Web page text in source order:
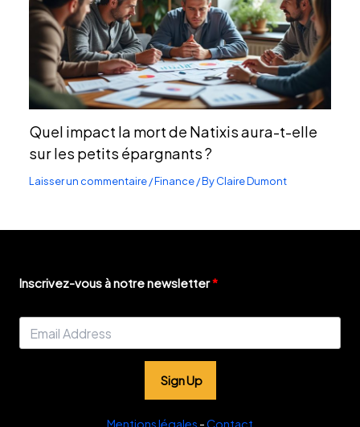
Quel impact la mort de Natixis aura-t-elle
sur les petits épargnants ?
Laisser un commentaire/Finance/ ByClaire Dumont
Inscrivez-vous à notre newsletter
Sign Up